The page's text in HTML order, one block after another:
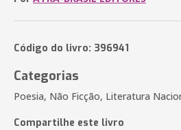
Código do livro: 396941
Categorias
Poesia, Não Ficção, Literatura
Compartilhe este livro